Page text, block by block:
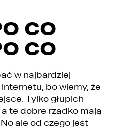
CO
CO
w najbardziej
bo wiemy, że
Tylko głupich
te dobre rzadko mają
ale od czego jest